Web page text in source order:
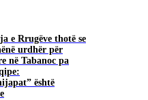
e Rrugëve thotë se
urdhër për
në Tabanoc pa
është